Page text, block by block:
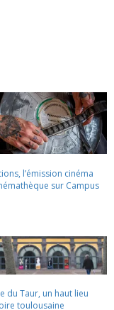
l’émission cinéma
sur Campus
du Taur, un haut lieu
toulousaine